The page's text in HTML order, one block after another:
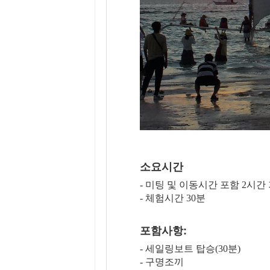
소요시간
- 미팅 및 이동시간 포함 2시간
- 체험시간 30분
포함사항:
- 세일링보트 탑승(30분)
- 구명조끼